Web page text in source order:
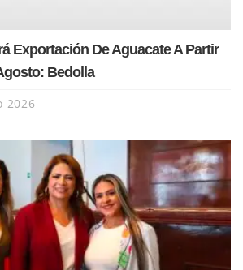
Exportación De Aguacate A Partir
Bedolla
2026